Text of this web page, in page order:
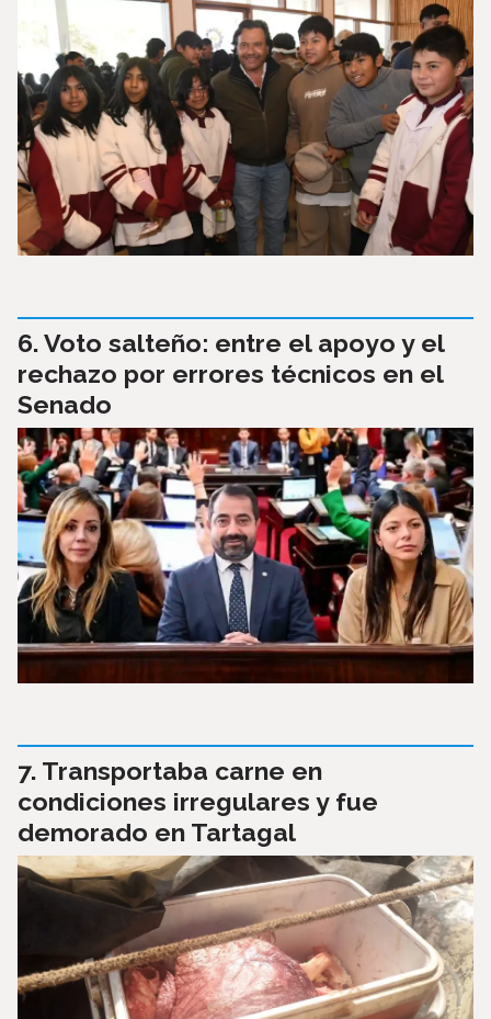
Voto salteño: entre el apoyo y el
rechazo por errores técnicos en el
Senado
Transportaba carne en
condiciones irregulares y fue
demorado en Tartagal